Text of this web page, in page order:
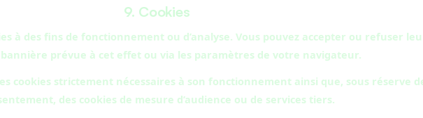
9. Cookies
à des fins de fonctionnement ou d’analyse. Vous pouvez accepter ou refuser
prévue à cet effet ou via les paramètres de votre navigateur.
cookies strictement nécessaires à son fonctionnement ainsi que, sous réserve
des cookies de mesure d’audience ou de services tiers.